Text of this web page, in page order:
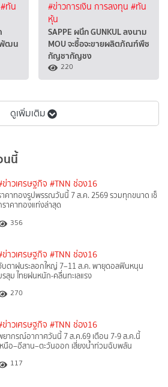
#ทัน
พัฒน
#ข่าวการเงิน การลงทุน #ทัน
หุ้น
SAPPE ผนึก GUNKUL ลงนาม
MOU จะซื้อจะขายผลิตภัณฑ์พืช
กัญชากัญชง
220
ดูเพิ่มเติม
นนี้
ข่าวเศรษฐกิจ #TNN ช่อง16
าคาทองรูปพรรณวันนี้ 7 ส.ค. 2569 รวมทุกขนาด เช็
ราคาทองแท่งล่าสุด
356
ข่าวเศรษฐกิจ #TNN ช่อง16
บตาฝนระลอกใหญ่ 7–11 ส.ค. พายุดอลฟินหนุน
รสุม ไทยฝนหนัก-คลื่นทะเลแรง
270
ข่าวเศรษฐกิจ #TNN ช่อง16
ยากรณ์อากาศวันนี้ 7 ส.ค.69 เตือน 7-9 ส.ค.นี้
หนือ–อีสาน–ตะวันออก เสี่ยงน้ำท่วมฉับพลัน
117